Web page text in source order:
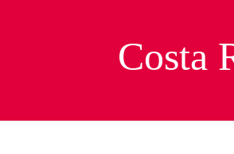
Costa